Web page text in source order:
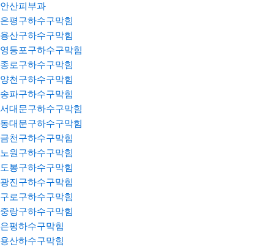
안산피부과
은평구하수구막힘
용산구하수구막힘
영등포구하수구막힘
종로구하수구막힘
양천구하수구막힘
송파구하수구막힘
서대문구하수구막힘
동대문구하수구막힘
금천구하수구막힘
노원구하수구막힘
도봉구하수구막힘
광진구하수구막힘
구로구하수구막힘
중랑구하수구막힘
은평하수구막힘
용산하수구막힘